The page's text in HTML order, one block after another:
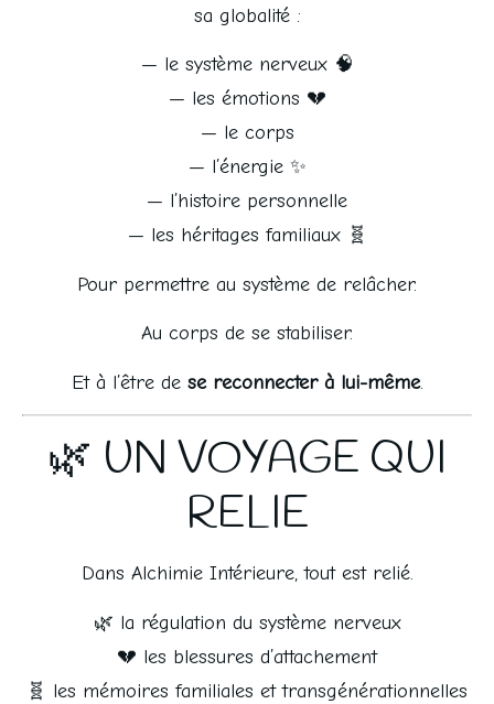
sa globalité :
— le système nerveux 🧠
— les émotions 💔
— le corps
— l’énergie ✨
— l’histoire personnelle
— les héritages familiaux 🧬
Pour permettre au système de relâcher.
Au corps de se stabiliser.
Et à l’être de se reconnecter à lui-même.
🌿 UN VOYAGE QUI
RELIE
Dans Alchimie Intérieure, tout est relié.
🌿 la régulation du système nerveux
💔 les blessures d’attachement
🧬 les mémoires familiales et transgénérationnelles